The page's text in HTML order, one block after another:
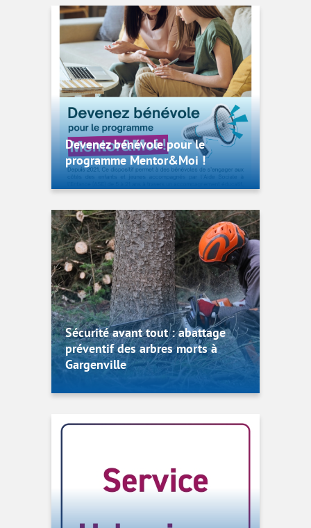
Devenez bénévole pour le
programme Mentor&Moi !
Sécurité avant tout : abattage
préventif des arbres morts à
Gargenville